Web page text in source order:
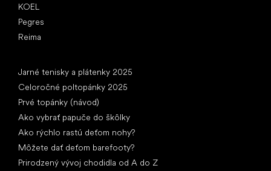
KOEL
Pegres
Reima
Jarné tenisky a plátenky 2025
Celoročné poltopánky 2025
Prvé topánky (návod)
Ako vybrať papuče do škôlky
Ako rýchlo rastú deťom nohy?
Môžete dať deťom barefooty?
Prirodzený vývoj chodidla od A do Z